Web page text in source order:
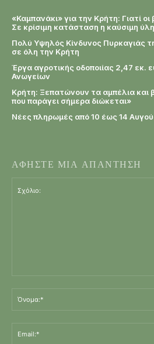
«Καμπανάκι» για την Κρήτη: Γιατί
Σε κρίσιμη κατάσταση η καύσιμη ύλη
Πολύ Υψηλός Κίνδυνος Πυρκαγιάς
σε όλη την Κρήτη
Έργα αγροτικής οδοποιίας 2,47 εκ.
Ανωγείων
Κρήτη: Ξεπατώνουν τα αμπέλια και
που παράγει σήμερα διώκεται»
Νέες πληρωμές από 10 έως 14
ΑΦΗΣΤΕ ΜΙΑ ΑΠΑΝΤΗΣΗ